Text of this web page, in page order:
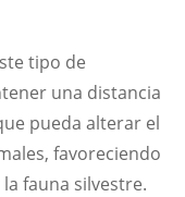
tipo de
una distancia
pueda alterar el
favoreciendo
fauna silvestre.